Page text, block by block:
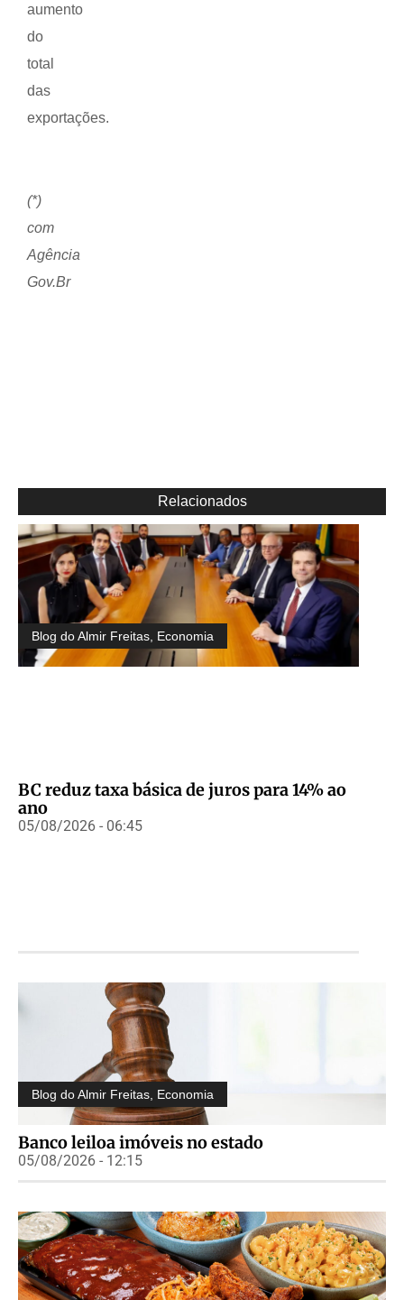
aumento
do
total
das
exportações.
(*)
com
Agência
Gov.Br
Relacionados
Blog do Almir Freitas Economia
BC reduz taxa básica de juros para 14% ao
ano
05/08/2026 - 06:45
Blog do Almir Freitas Economia
Banco leiloa imóveis no estado
05/08/2026 - 12:15